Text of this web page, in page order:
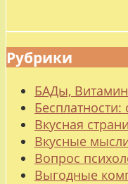
Рубрики
БАДы,
Вкусная
Вкусные
Вопрос
Выгодные